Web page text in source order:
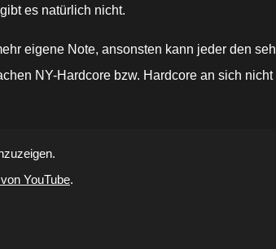
es natürlich nicht.
eigene Note, ansonsten kann jeder den
NY-Hardcore bzw. Hardcore an sich
YouTube.